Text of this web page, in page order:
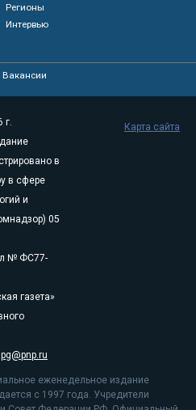
Регионы
Интервью
Вакансии
г.
в
в сфере
и
05
№ ФС77-
газета»
pg@pnp.ru
еженедельное издание
с 1997 года. Учредители
Карта сайта